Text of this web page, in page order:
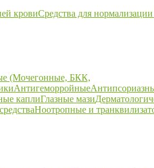
кровиСредства для
(Мочегонные, БКК,
Антигеморройные
каплиГлазные мази
Ноотропные и